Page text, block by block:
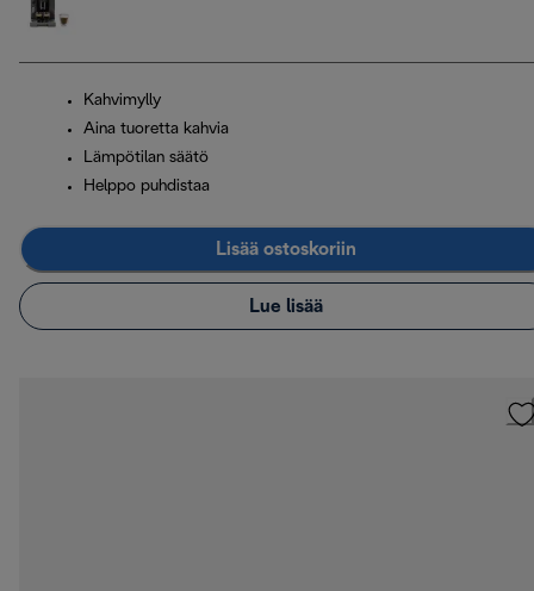
Kahvimylly
Aina tuoretta kahvia
Lämpötilan säätö
Helppo puhdistaa
Lisää ostoskoriin
Lue lisää